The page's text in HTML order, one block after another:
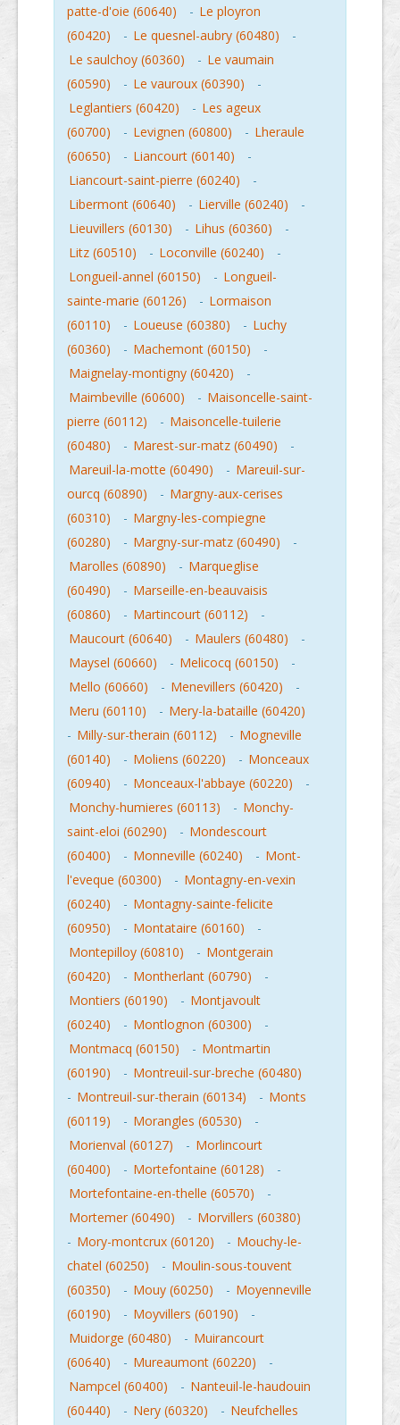
patte-d'oie (60640) - Le ployron
(60420)
- Le quesnel-aubry (60480)
-
Le saulchoy (60360)
- Le vaumain
(60590)
- Le vauroux (60390)
-
Leglantiers (60420)
- Les ageux
(60700)
- Levignen (60800) - Lheraule
(60650)
- Liancourt (60140)
-
Liancourt-saint-pierre (60240)
-
Libermont (60640)
- Lierville (60240)
-
Lieuvillers (60130)
- Lihus (60360)
-
Litz (60510)
- Loconville (60240)
-
Longueil-annel (60150)
- Longueil-
sainte-marie (60126)
- Lormaison
(60110)
- Loueuse (60380) - Luchy
(60360)
- Machemont (60150)
-
Maignelay-montigny (60420)
-
Maimbeville (60600)
- Maisoncelle-saint-
pierre (60112)
- Maisoncelle-tuilerie
(60480)
- Marest-sur-matz (60490)
-
Mareuil-la-motte (60490)
- Mareuil-sur-
ourcq (60890)
- Margny-aux-cerises
(60310)
- Margny-les-compiegne
(60280)
- Margny-sur-matz (60490)
-
Marolles (60890)
- Marqueglise
(60490)
- Marseille-en-beauvaisis
(60860)
- Martincourt (60112)
-
Maucourt (60640)
- Maulers (60480)
-
Maysel (60660)
- Melicocq (60150)
-
Mello (60660)
- Menevillers (60420)
-
Meru (60110)
- Mery-la-bataille (60420)
- Milly-sur-therain (60112) - Mogneville
(60140)
- Moliens (60220) - Monceaux
(60940)
- Monceaux-l'abbaye (60220)
-
Monchy-humieres (60113)
- Monchy-
saint-eloi (60290)
- Mondescourt
(60400)
- Monneville (60240) - Mont-
l'eveque (60300)
- Montagny-en-vexin
(60240)
- Montagny-sainte-felicite
(60950)
- Montataire (60160)
-
Montepilloy (60810)
- Montgerain
(60420)
- Montherlant (60790)
-
Montiers (60190)
- Montjavoult
(60240)
- Montlognon (60300)
-
Montmacq (60150)
- Montmartin
(60190)
- Montreuil-sur-breche (60480)
- Montreuil-sur-therain (60134) - Monts
(60119)
- Morangles (60530)
-
Morienval (60127)
- Morlincourt
(60400)
- Mortefontaine (60128)
-
Mortefontaine-en-thelle (60570)
-
Mortemer (60490)
- Morvillers (60380)
- Mory-montcrux (60120) - Mouchy-le-
chatel (60250)
- Moulin-sous-touvent
(60350)
- Mouy (60250) - Moyenneville
(60190)
- Moyvillers (60190)
-
Muidorge (60480)
- Muirancourt
(60640)
- Mureaumont (60220)
-
Nampcel (60400)
- Nanteuil-le-haudouin
(60440)
- Nery (60320) - Neufchelles